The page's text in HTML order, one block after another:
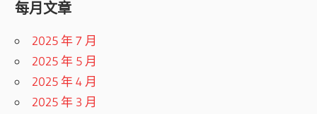
每月文章
2025 年 7 月
2025 年 5 月
2025 年 4 月
2025 年 3 月